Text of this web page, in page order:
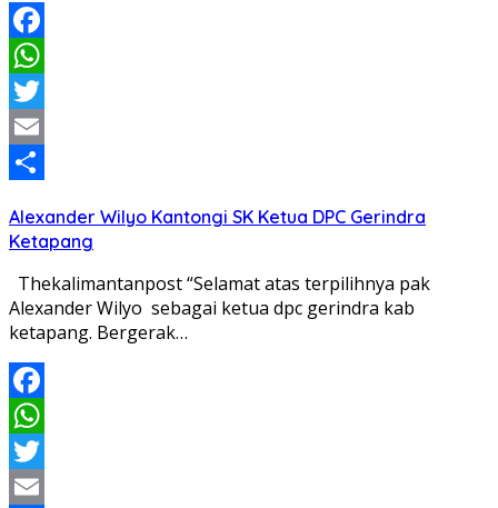
Facebook
WhatsApp
Twitter
Email
Alexander Wilyo Kantongi SK Ketua DPC Gerindra
Ketapang
Thekalimantanpost “Selamat atas terpilihnya pak
Alexander Wilyo sebagai ketua dpc gerindra kab
ketapang. Bergerak…
Facebook
WhatsApp
Twitter